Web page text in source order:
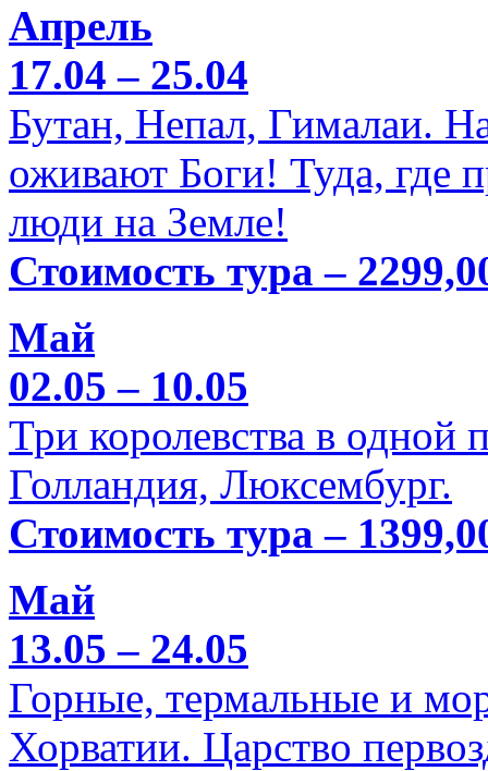
Апрель
17.04 – 25.04
Бутан, Непал, Гималаи.
оживают Боги! Туда, где
люди на Земле!
Стоимость тура –
Май
02.05 – 10.05
Три королевства в одной
Голландия, Люксембург.
Стоимость тура –
Май
13.05 – 24.05
Горные, термальные и
Хорватии. Царство